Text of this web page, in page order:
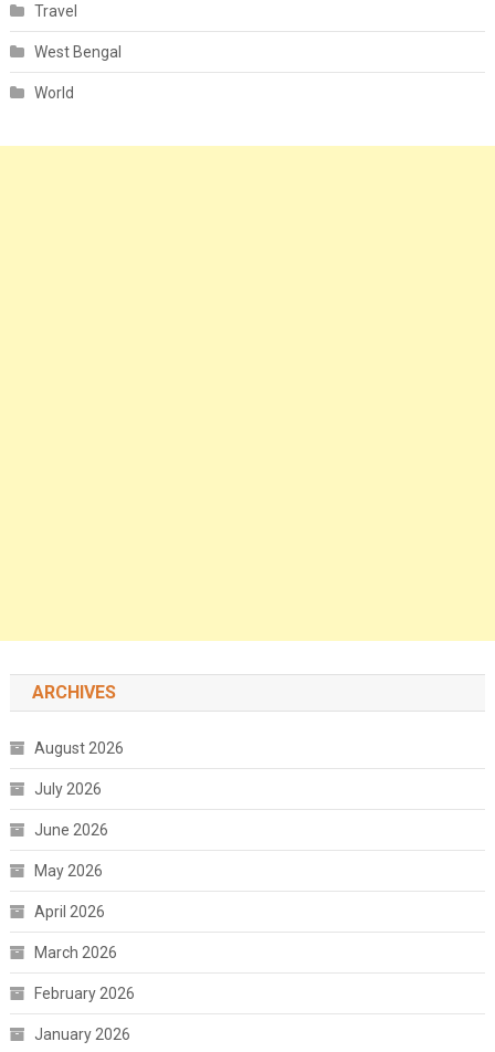
Travel
West Bengal
World
ARCHIVES
August 2026
July 2026
June 2026
May 2026
April 2026
March 2026
February 2026
January 2026